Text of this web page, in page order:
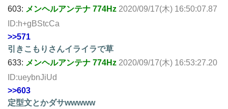
603: メンヘルアンテナ 774Hz 2020/09/17(木) 16:50:07.87
ID:h+gBStcCa
>>571
引きこもりさんイライラで草
633: メンヘルアンテナ 774Hz 2020/09/17(木) 16:53:27.20
ID:ueybnJiUd
>>603
定型文とかダサwwwww